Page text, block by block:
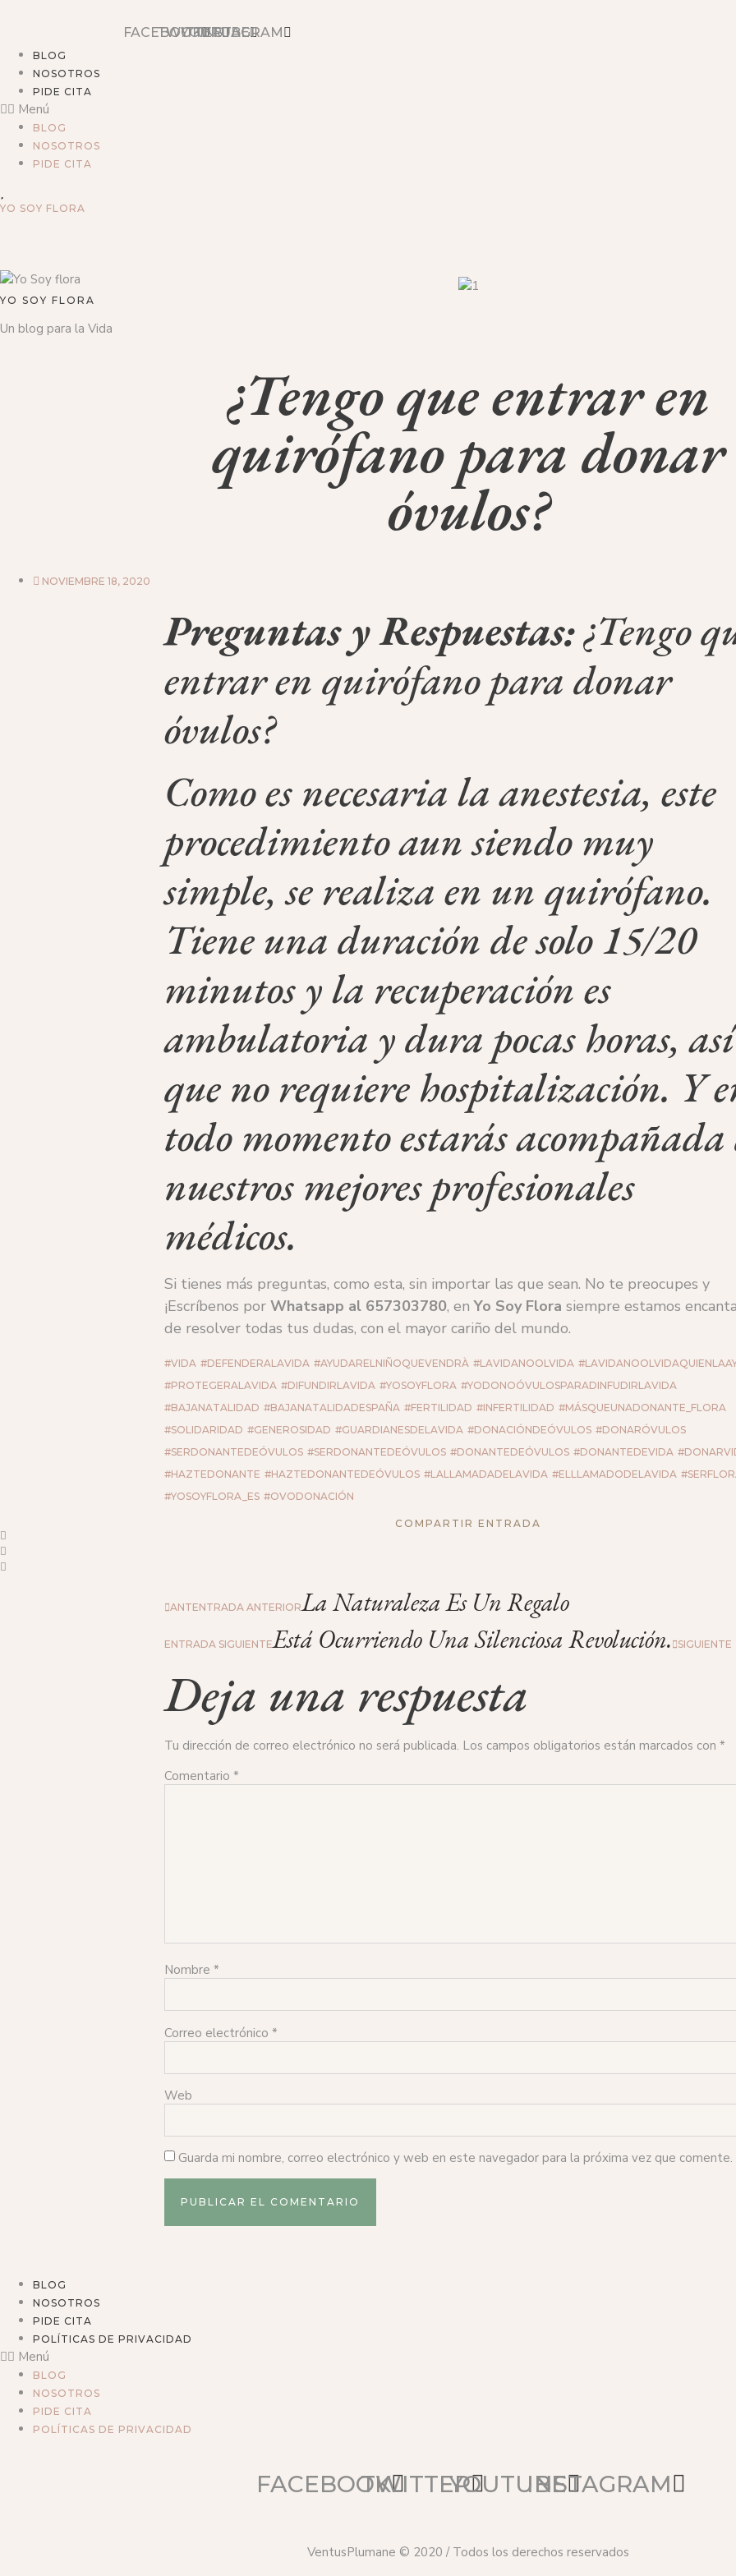
FACEBOOK
TWITTER
YOUTUBE
INSTAGRAM
BLOG
NOSOTROS
PIDE CITA
Menú
BLOG
NOSOTROS
PIDE CITA
YO SOY FLORA
YO SOY FLORA
Un blog para la Vida
¿Tengo que entrar en
quirófano para donar
óvulos?
NOVIEMBRE 18, 2020
Preguntas y Respuestas:¿Tengo
entrar en quirófano para donar
óvulos?
Como es necesaria la anestesia, este
procedimiento aun siendo muy
simple, se realiza en un quirófano.
Tiene una duración de solo 15/20
minutos y la recuperación es
ambulatoria y dura pocas horas, así
que no requiere hospitalización. Y
todo momento estarás acompañada
nuestros mejores profesionales
médicos.
Si tienes más preguntas, como esta, sin importar las que sean. No te preocupes y
¡Escríbenos por Whatsapp al 657303780, enYo Soy Flora siempre estamos
de resolver todas tus dudas, con el mayor cariño del mundo.
#VIDA #DEFENDERALAVIDA #AYUDARELNIÑOQUEVENDRÀ #LAVIDANOOLVIDA
#PROTEGERALAVIDA #DIFUNDIRLAVIDA #YOSOYFLORA #YODONOÓVULOSPARADINFUDIRLAVIDA
#BAJANATALIDAD #BAJANATALIDADESPAÑA #FERTILIDAD #INFERTILIDAD #MÁSQUEUNADONANTE_FLORA
#SOLIDARIDAD #GENEROSIDAD #GUARDIANESDELAVIDA #DONACIÓNDEÓVULOS #DONARÓVULOS
#SERDONANTEDEÓVULOS #SERDONANTEDEÓVULOS #DONANTEDEÓVULOS #DONANTEDEVIDA
#HAZTEDONANTE #HAZTEDONANTEDEÓVULOS #LALLAMADADELAVIDA #ELLLAMADODELAVIDA
#YOSOYFLORA_ES #OVODONACIÓN
COMPARTIR ENTRADA
ANTENTRADA ANTERIORLa Naturaleza Es Un Regalo
ENTRADA SIGUIENTEEstá Ocurriendo Una Silenciosa Revolución. SIGUIENTE
Deja una respuesta
Tu dirección de correo electrónico no será publicada. Los campos obligatorios están marcados con *
Comentario *
Nombre *
Correo electrónico *
Web
Guarda mi nombre, correo electrónico y web en este navegador para la próxima vez que comente.
BLOG
NOSOTROS
PIDE CITA
POLÍTICAS DE PRIVACIDAD
Menú
BLOG
NOSOTROS
PIDE CITA
POLÍTICAS DE PRIVACIDAD
FACEBOOKTWITTERYOUTUBEINSTAGRAM
VentusPlumane © 2020 / Todos los derechos reservados